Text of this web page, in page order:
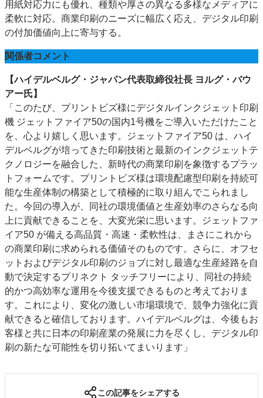
用紙対応力にも優れ、種類や厚さの異なる多様なメディアに
柔軟に対応。商業印刷のニーズに幅広く応え、デジタル印刷
の付加価値向上に寄与する。
関係者コメント
【ハイデルベルグ・ジャパン代表取締役社長 ヨルグ・バウ
アー氏】
「このたび、プリントビズ様にデジタルインクジェット印刷
機 ジェットファイア50の国内1号機をご導入いただけたこと
を、心より嬉しく思います。ジェットファイア50 は、ハイ
デルベルグが培ってきた印刷技術と最新のインクジェットテ
クノロジーを融合した、新時代の商業印刷を象徴するプラッ
トフォームです。プリントビズ様は環境配慮型印刷を持続可
能な生産体制の構築として積極的に取り組んでこられまし
た。今回の導入が、同社の環境価値と生産効率のさらなる向
上に貢献できることを、大変光栄に思います。ジェットファ
イア50 が備える高品質・高速・柔軟性は、まさにこれから
の商業印刷に求められる価値そのものです。さらに、オフセ
ットおよびデジタル印刷のジョブに対し最適な生産経路を自
動で決定するプリネクト タッチフリーにより、同社の持続
的かつ高効率な運用を今後支援できるものと考えておりま
す。これにより、変化の激しい市場環境で、競争力強化に貢
献できると確信しております。ハイデルベルグは、今後もお
客様と共に日本の印刷産業の発展に力を尽くし、デジタル印
刷の新たな可能性を切り拓いてまいります」
この記事をシェアする